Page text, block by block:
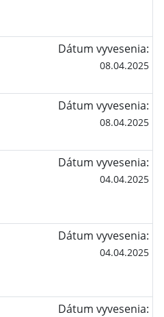
Dátum vyvesenia:
08.04.2025
Dátum vyvesenia:
08.04.2025
Dátum vyvesenia:
04.04.2025
Dátum vyvesenia:
04.04.2025
Dátum vyvesenia: